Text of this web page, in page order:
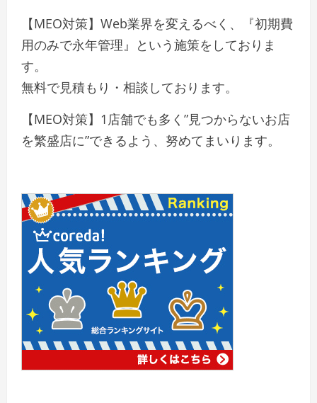
【MEO対策】Web業界を変えるべく、『初期費
用のみで永年管理』という施策をしておりま
す。
無料で見積もり・相談しております。
【MEO対策】1店舗でも多く”見つからないお店
を繁盛店に”できるよう、努めてまいります。